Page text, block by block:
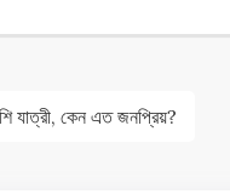
যাত্রী, কেন এত জনপ্রিয়?